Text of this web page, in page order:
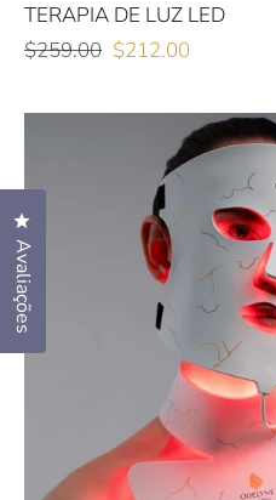
TERAPIA DE LUZ LED
Preço
$259.00 Preço
saldo
$212.00
Avaliações
Clique para abrir a caixa de